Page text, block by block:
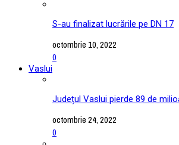
S-au finalizat lucrările pe DN 17
octombrie 10, 2022
0
Vaslui
Județul Vaslui pierde 89 de
octombrie 24, 2022
0